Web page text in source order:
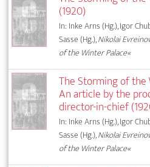
(1920)
In: Inke Arns (Hg.), Igor
Sasse (Hg.),Nikolai
of the Winter Palace«
The Storming of the
An article by the
director-in-chief
In: Inke Arns (Hg.), Igor
Sasse (Hg.),Nikolai
of the Winter Palace«